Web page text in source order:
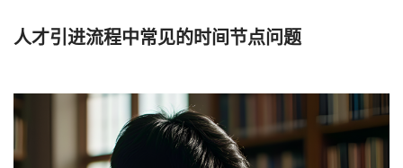
人才引进流程中常见的时间节点问题